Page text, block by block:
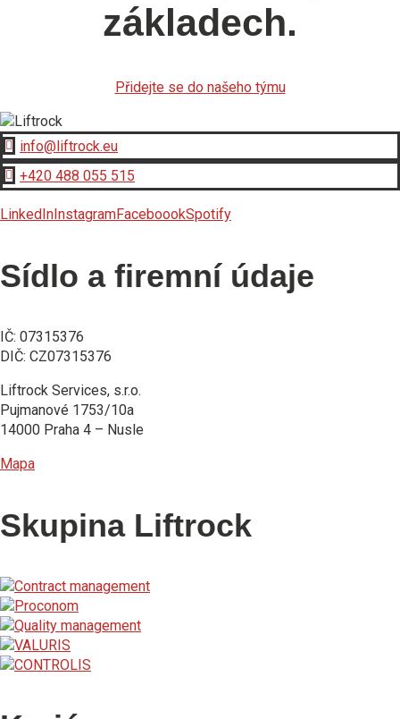
základech.
Přidejte se do našeho týmu
 info@liftrock.eu
 +420 488 055 515
LinkedInInstagramFaceboookSpotify
Sídlo a firemní údaje
IČ: 07315376
DIČ: CZ07315376
Liftrock Services, s.r.o.
Pujmanové 1753/10a
14000 Praha 4 – Nusle
Mapa
Skupina Liftrock